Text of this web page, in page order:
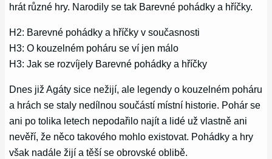
hrát různé hry. Narodily se tak Barevné pohádky a hříčky.
H2: Barevné pohádky a hříčky v současnosti
H3: O kouzelném poháru se ví jen málo
H3: Jak se rozvíjely Barevné pohádky a hříčky
Dnes již Agáty sice nežijí, ale legendy o kouzelném poháru
a hrách se staly nedílnou součástí místní historie. Pohár se
ani po tolika letech nepodařilo najít a lidé už vlastně ani
nevěří, že něco takového mohlo existovat. Pohádky a hry
však nadále žijí a těší se obrovské oblibě.